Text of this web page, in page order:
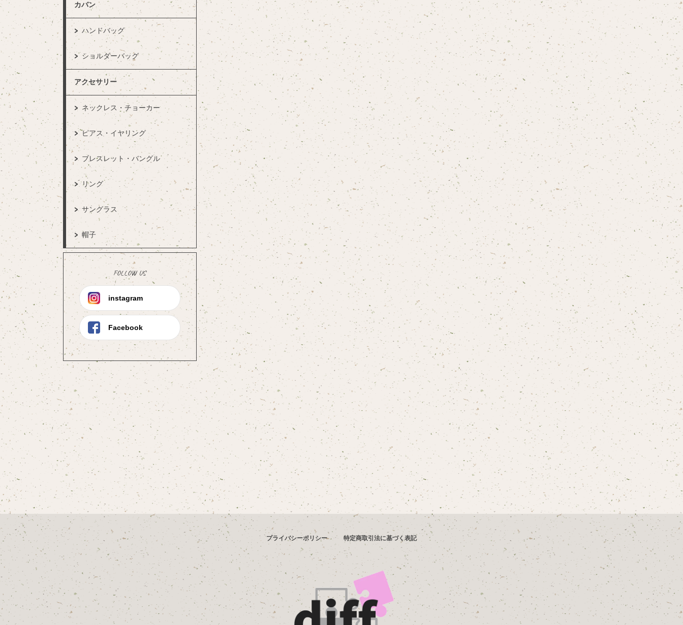
カバン
ハンドバッグ
ショルダーバッグ
アクセサリー
ネックレス・チョーカー
ピアス・イヤリング
ブレスレット・バングル
リング
サングラス
帽子
FOLLOW US
instagram
Facebook
プライバシーポリシー 特定商取引法に基づく表記